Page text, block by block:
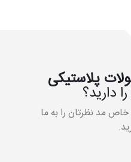
پلاستیکی
دارید؟
خاص مد نظرتان را به ما